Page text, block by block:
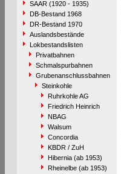
SAAR (1920 - 1935)
DB-Bestand 1968
DR-Bestand 1970
Auslandsbestände
Lokbestandslisten
Privatbahnen
Schmalspurbahnen
Grubenanschlussbahnen
Steinkohle
Ruhrkohle AG
Friedrich Heinrich
NBAG
Walsum
Concordia
KBDR / ZuH
Hibernia (ab 1953)
Rheinelbe (ab 1953)